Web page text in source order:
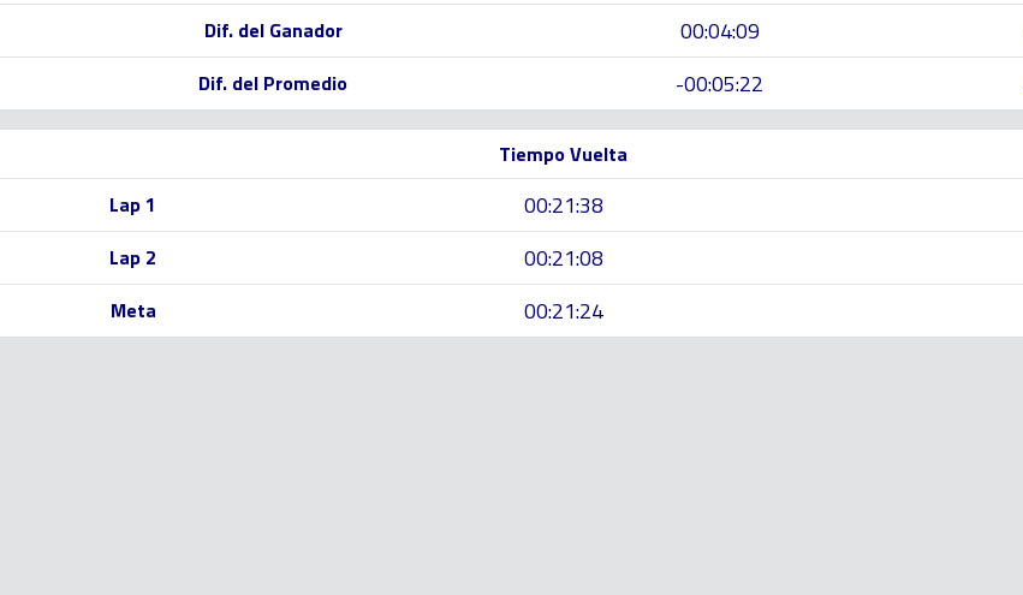
Dif. del Ganador 00:04:09
Dif. del Promedio -00:05:22
Tiempo Vuelta
Lap 1
00:21:38
Lap 2 00:21:08
Meta 00:21:24